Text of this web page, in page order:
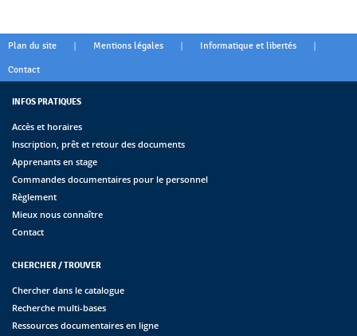
Plan du site | Mentions légales | Informatique et libertés |
Contact
INFOS PRATIQUES
Accès et horaires
Inscription, prêt et retour des documents
Apprenants en stage
Commandes documentaires pour le personnel
Règlement
Mieux nous connaître
Contact
CHERCHER / TROUVER
Chercher dans le catalogue
Recherche multi-bases
Ressources documentaires en ligne